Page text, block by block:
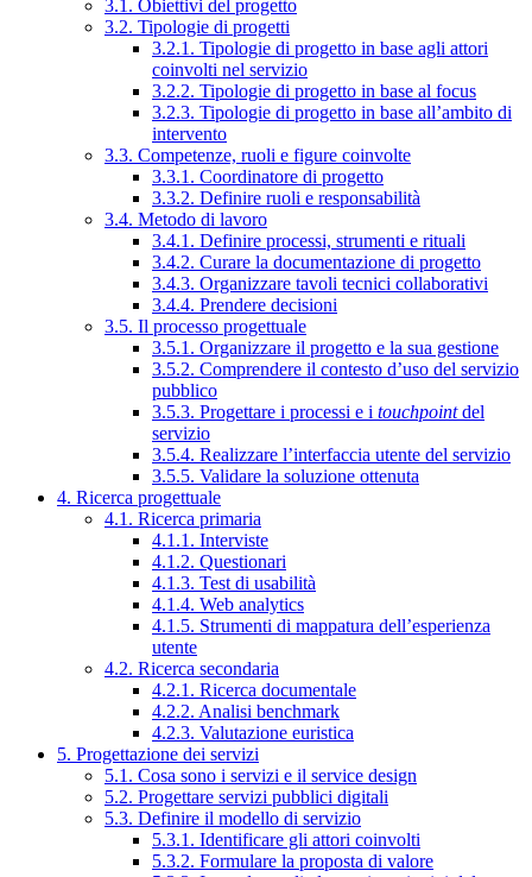
3.1. Obiettivi del progetto
3.2. Tipologie di progetti
3.2.1. Tipologie di progetto in base agli attori
coinvolti nel servizio
3.2.2. Tipologie di progetto in base al focus
3.2.3. Tipologie di progetto in base all’ambito di
intervento
3.3. Competenze, ruoli e figure coinvolte
3.3.1. Coordinatore di progetto
3.3.2. Definire ruoli e responsabilità
3.4. Metodo di lavoro
3.4.1. Definire processi, strumenti e rituali
3.4.2. Curare la documentazione di progetto
3.4.3. Organizzare tavoli tecnici collaborativi
3.4.4. Prendere decisioni
3.5. Il processo progettuale
3.5.1. Organizzare il progetto e la sua gestione
3.5.2. Comprendere il contesto d’uso del servizio
pubblico
3.5.3. Progettare i processi e i touchpointdel
servizio
3.5.4. Realizzare l’interfaccia utente del servizio
3.5.5. Validare la soluzione ottenuta
4. Ricerca progettuale
4.1. Ricerca primaria
4.1.1. Interviste
4.1.2. Questionari
4.1.3. Test di usabilità
4.1.4. Web analytics
4.1.5. Strumenti di mappatura dell’esperienza
utente
4.2. Ricerca secondaria
4.2.1. Ricerca documentale
4.2.2. Analisi benchmark
4.2.3. Valutazione euristica
5. Progettazione dei servizi
5.1. Cosa sono i servizi e il service design
5.2. Progettare servizi pubblici digitali
5.3. Definire il modello di servizio
5.3.1. Identificare gli attori coinvolti
5.3.2. Formulare la proposta di valore